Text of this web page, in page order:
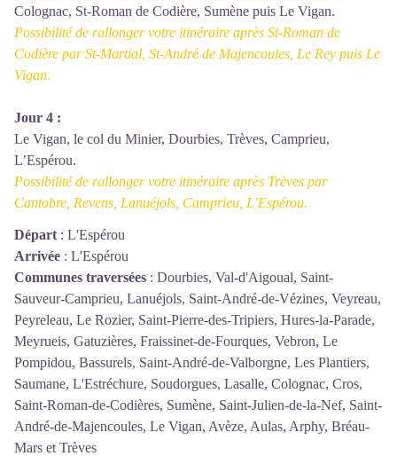
Colognac, St-Roman de Codière, Sumène puis Le Vigan.
Possibilité de rallonger votre itinéraire après St-Roman de
Codière par St-Martial, St-André de Majencoules, Le Rey puis Le
Vigan.
Jour 4 :
Le Vigan, le col du Minier, Dourbies, Trèves, Camprieu,
L’Espérou.
Possibilité de rallonger votre itinéraire après Trèves par
Cantobre, Revens, Lanuéjols, Camprieu, L’Espérou.
Départ : L'Espérou
Arrivée : L'Espérou
Communes traversées : Dourbies, Val-d'Aigoual, Saint-
Sauveur-Camprieu, Lanuéjols, Saint-André-de-Vézines, Veyreau,
Peyreleau, Le Rozier, Saint-Pierre-des-Tripiers, Hures-la-Parade,
Meyrueis, Gatuzières, Fraissinet-de-Fourques, Vebron, Le
Pompidou, Bassurels, Saint-André-de-Valborgne, Les Plantiers,
Saumane, L'Estréchure, Soudorgues, Lasalle, Colognac, Cros,
Saint-Roman-de-Codières, Sumène, Saint-Julien-de-la-Nef, Saint-
André-de-Majencoules, Le Vigan, Avèze, Aulas, Arphy, Bréau-
Mars et Trèves